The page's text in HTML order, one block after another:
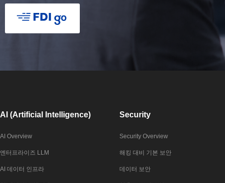
AI (Artificial Intelligence)
AI Overview
엔터프라이즈 LLM
AI 데이터 인프라
Security
Security Overview
해킹 대비 기본 보안
데이터 보안